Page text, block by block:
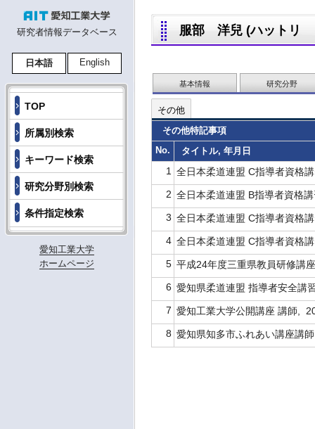
研究者情報データベース
日本語 English
TOP
所属別検索
キーワード検索
研究分野別検索
条件指定検索
愛知工業大学
ホームページ
服部 洋兒 (ハットリ
基本情報 研究分野
その他
その他特記事項
No.
タイトル, 年月日
1
全日本柔道連盟 C指導者資格
2 全日本柔道連盟 B指導者資格
3 全日本柔道連盟 C指導者資格
4 全日本柔道連盟 C指導者資格
5 平成24年度三重県教員研修講
6 愛知県柔道連盟 指導者安全
7 愛知工業大学公開講座 講師,
8 愛知県知多市ふれあい講座講